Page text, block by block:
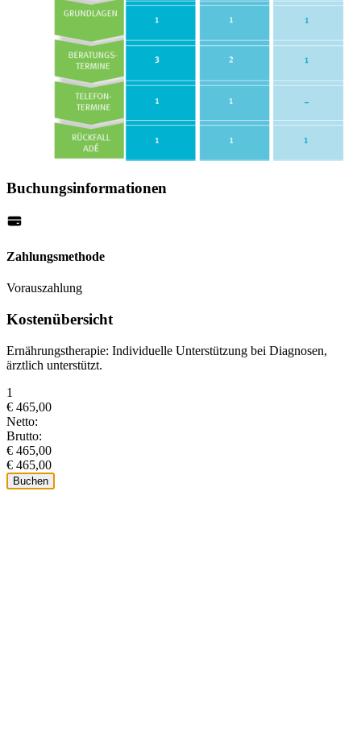
Buchungsinformationen
Zahlungsmethode
Vorauszahlung
Kostenübersicht
Ernährungstherapie: Individuelle Unterstützung bei Diagnosen,
ärztlich unterstützt.
1
€ 465,00
Netto:
Brutto:
€ 465,00
€ 465,00
Buchen